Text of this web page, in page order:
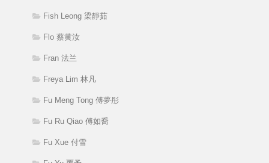
Fish Leong 梁靜茹
Flo 蔡黄汝
Fran 法兰
Freya Lim 林凡
Fu Meng Tong 傅夢彤
Fu Ru Qiao 傅如喬
Fu Xue 付雪